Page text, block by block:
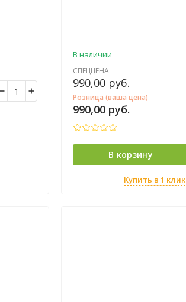
В наличии
СПЕЦЦЕНА
990,00 руб.
Розница (ваша цена)
990,00 руб.
В корзину
Купить в 1 клик